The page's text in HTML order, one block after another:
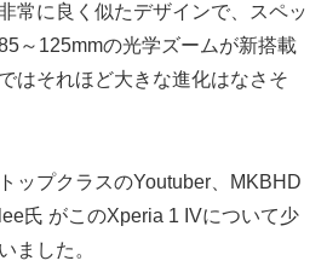
常に良く似たデザインで、スペッ
～125mmの光学ズームが新搭載
はそれほど大きな進化はなさそ
ップクラスのYoutuber、MKBHD
氏 がこのXperia 1 IVについて少
ました。